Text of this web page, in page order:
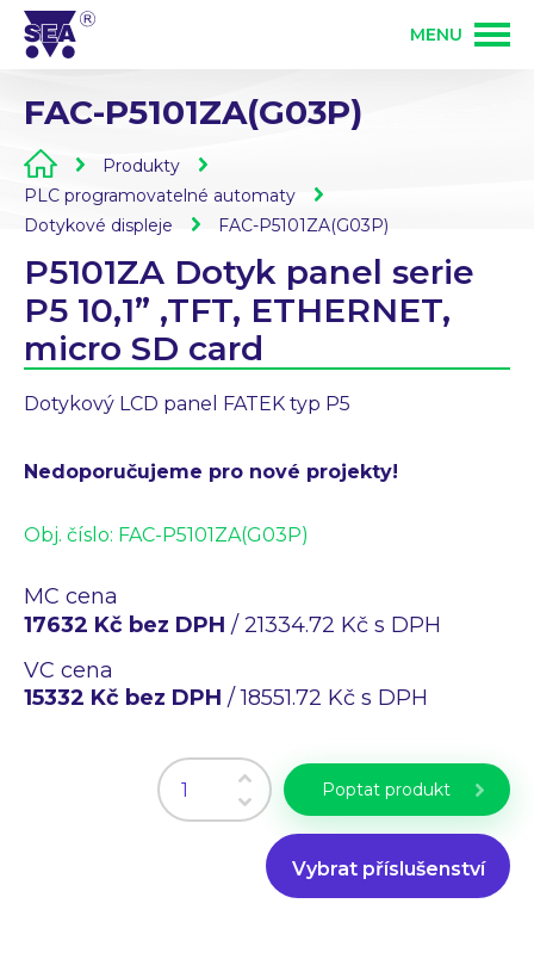
PRODUKTY
GSM produkty
PLC programovatelné automaty
Zakázková výroba elektroniky
Průmyslové PC
WiFi Produkty
SLUŽBY
Vývoj elektroniky
Mechanická výroba
ŘEŠENÍ
O FIRMĚ
CZEN
MENU
FAC-P5101ZA(G03P)
Produkty
PLC programovatelné automaty
Dotykové displeje
FAC-P5101ZA(G03P)
P5101ZA Dotyk panel serie
P5 10,1” ,TFT, ETHERNET,
micro SD card
Dotykový LCD panel FATEK typ P5
Nedoporučujeme pro nové projekty!
Obj. číslo: FAC-P5101ZA(G03P)
MC cena
17632 Kč bez DPH / 21334.72 Kč s DPH
VC cena
15332 Kč bez DPH / 18551.72 Kč s DPH
Poptat produkt
Vybrat příslušenství